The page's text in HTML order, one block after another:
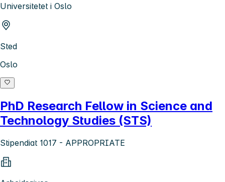
Universitetet i Oslo
Sted
Oslo
PhD Research Fellow in Science and
Technology Studies (STS)
Stipendiat 1017 - APPROPRIATE